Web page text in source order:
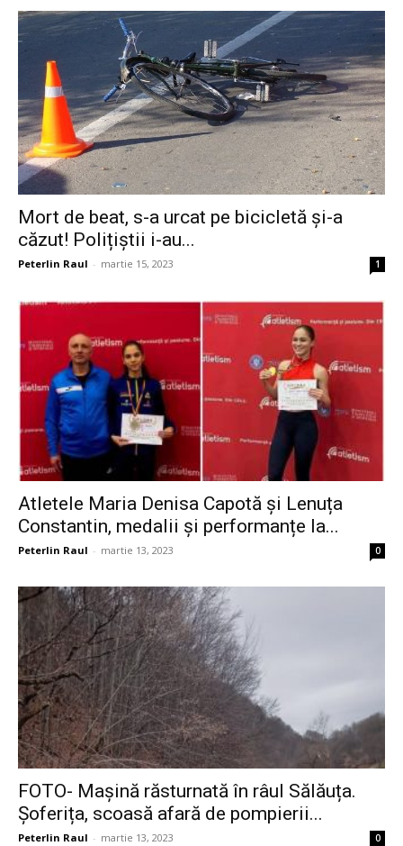
Mort de beat, s-a urcat pe bicicletă și-a
căzut! Polițiștii i-au...
Peterlin Raul - martie 15, 2023 1
Atletele Maria Denisa Capotă și Lenuța
Constantin, medalii și performanțe la...
Peterlin Raul - martie 13, 2023 0
FOTO- Mașină răsturnată în râul Sălăuța.
Șoferița, scoasă afară de pompierii...
Peterlin Raul - martie 13, 2023 0